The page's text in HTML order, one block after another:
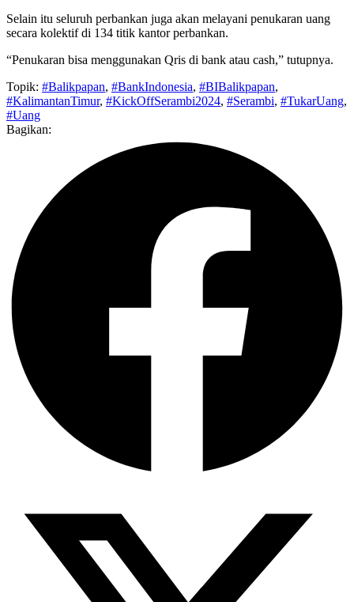
Selain itu seluruh perbankan juga akan melayani penukaran uang
secara kolektif di 134 titik kantor perbankan.
“Penukaran bisa menggunakan Qris di bank atau cash,” tutupnya.
Topik: #Balikpapan, #BankIndonesia, #BIBalikpapan,
#KalimantanTimur, #KickOffSerambi2024, #Serambi, #TukarUang,
#Uang
Bagikan: